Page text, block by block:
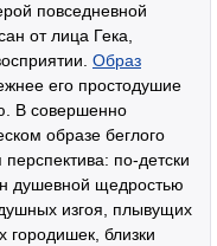
повседневной
от лица Гека,
Образ
его простодушие
В совершенно
образе беглого
по-детски
душевной щедростью
изгоя, плывущих
городишек, близки